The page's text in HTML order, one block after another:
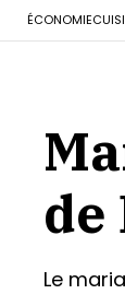
ÉCONOMIE
de
Le